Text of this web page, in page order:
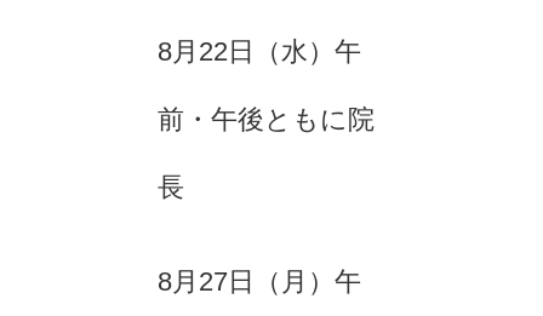
8月22日（水）午
前・午後ともに院
長
8月27日（月）午